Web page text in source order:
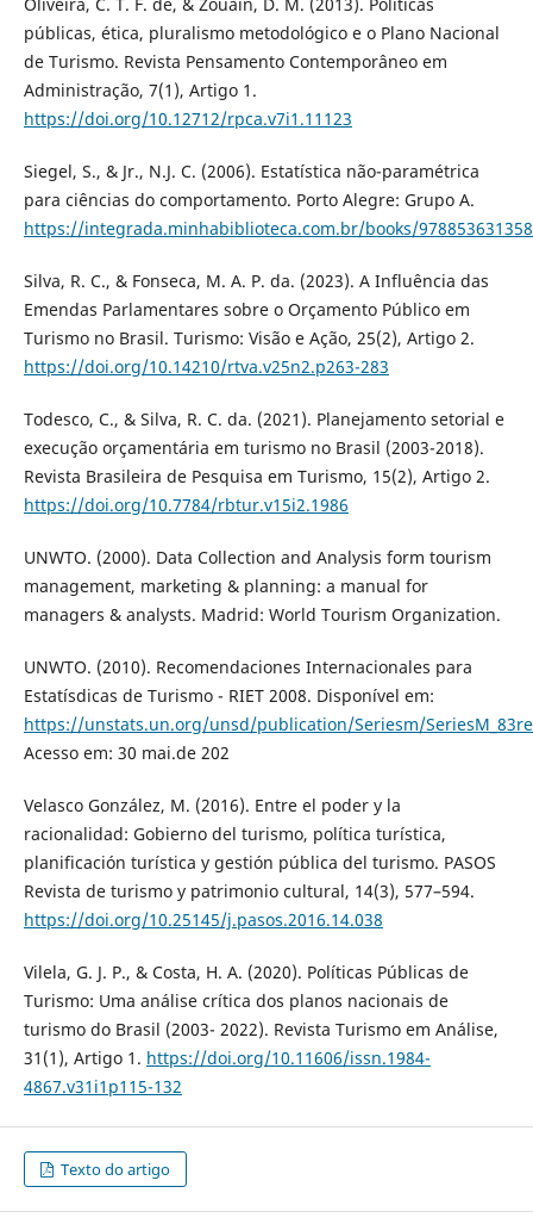
Oliveira, C. T. F. de, & Zouain, D. M. (2013). Políticas
públicas, ética, pluralismo metodológico e o Plano Nacional
de Turismo. Revista Pensamento Contemporâneo em
Administração, 7(1), Artigo 1.
https://doi.org/10.12712/rpca.v7i1.11123
Siegel, S., & Jr., N.J. C. (2006). Estatística não-paramétrica
para ciências do comportamento. Porto Alegre: Grupo A.
https://integrada.minhabiblioteca.com.br/books/
Silva, R. C., & Fonseca, M. A. P. da. (2023). A Influência das
Emendas Parlamentares sobre o Orçamento Público em
Turismo no Brasil. Turismo: Visão e Ação, 25(2), Artigo 2.
https://doi.org/10.14210/rtva.v25n2.p263-283
Todesco, C., & Silva, R. C. da. (2021). Planejamento setorial e
execução orçamentária em turismo no Brasil (2003-2018).
Revista Brasileira de Pesquisa em Turismo, 15(2), Artigo 2.
https://doi.org/10.7784/rbtur.v15i2.1986
UNWTO. (2000). Data Collection and Analysis form tourism
management, marketing & planning: a manual for
managers & analysts. Madrid: World Tourism Organization.
UNWTO. (2010). Recomendaciones Internacionales para
Estatísdicas de Turismo - RIET 2008. Disponível em:
https://unstats.un.org/unsd/publication/Seriesm/
Acesso em: 30 mai.de 202
Velasco González, M. (2016). Entre el poder y la
racionalidad: Gobierno del turismo, política turística,
planificación turística y gestión pública del turismo. PASOS
Revista de turismo y patrimonio cultural, 14(3), 577–594.
https://doi.org/10.25145/j.pasos.2016.14.038
Vilela, G. J. P., & Costa, H. A. (2020). Políticas Públicas de
Turismo: Uma análise crítica dos planos nacionais de
turismo do Brasil (2003- 2022). Revista Turismo em Análise,
31(1), Artigo 1. https://doi.org/10.11606/issn.1984-
4867.v31i1p115-132
Texto do artigo